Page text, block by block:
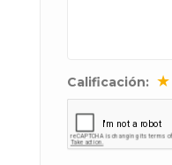
Calificación: ★